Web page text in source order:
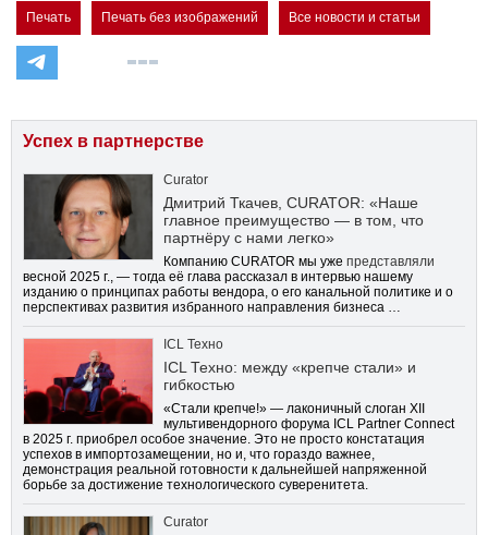
Печать Печать без изображений Все новости и статьи
Успех в партнерстве
Curator
Дмитрий Ткачев, CURATOR: «Наше
главное преимущество — в том, что
партнёру с нами легко»
Компанию CURATOR мы уже представляли
весной 2025 г., — тогда её глава рассказал в интервью нашему
изданию о принципах работы вендора, о его канальной политике и о
перспективах развития избранного направления бизнеса …
ICL Техно
ICL Техно: между «крепче стали» и
гибкостью
«Стали крепче!» — лаконичный слоган XII
мультивендорного форума ICL Partner Connect
в 2025 г. приобрел особое значение. Это не просто констатация
успехов в импортозамещении, но и, что гораздо важнее,
демонстрация реальной готовности к дальнейшей напряженной
борьбе за достижение технологического суверенитета.
Curator